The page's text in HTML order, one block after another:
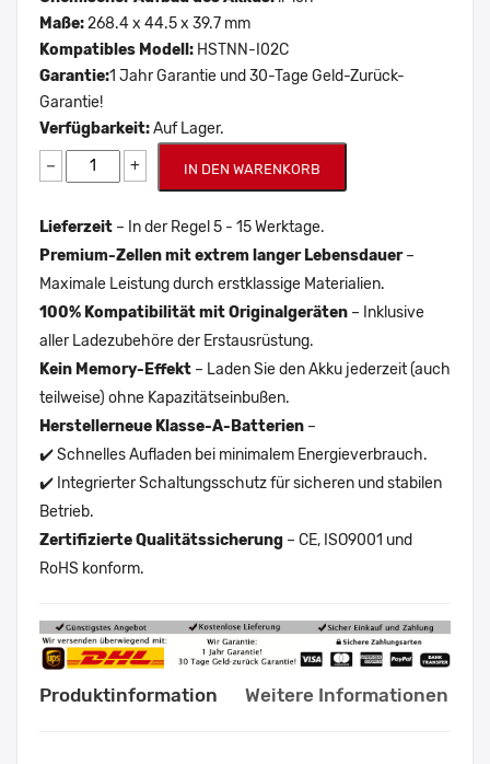
Maße:268.4 x 44.5 x 39.7 mm
Kompatibles Modell: HSTNN-I02C
Garantie:1 Jahr Garantie und 30-Tage Geld-Zurück-
Garantie!
Verfügbarkeit:Auf Lager.
− + IN DEN WARENKORB
Lieferzeit – In der Regel 5 - 15 Werktage.
Premium-Zellen mit extrem langer Lebensdauer–
Maximale Leistung durch erstklassige Materialien.
100% Kompatibilität mit Originalgeräten – Inklusive
aller Ladezubehöre der Erstausrüstung.
Kein Memory-Effekt – Laden Sie den Akku jederzeit (auch
teilweise) ohne Kapazitätseinbußen.
Herstellerneue Klasse-A-Batterien –
✔️ Schnelles Aufladen bei minimalem Energieverbrauch.
✔️ Integrierter Schaltungsschutz für sicheren und stabilen
Betrieb.
Zertifizierte Qualitätssicherung – CE, ISO9001 und
RoHS konform.
Produktinformation Weitere Informationen